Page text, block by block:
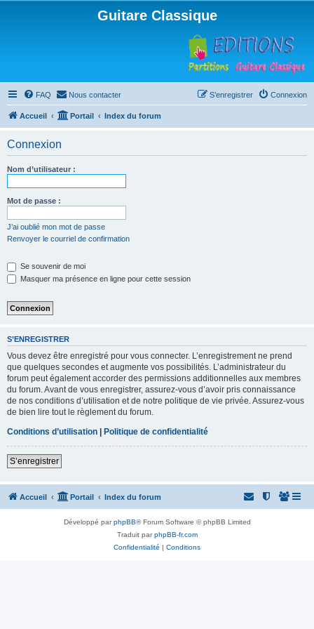
Guitare Classique
FAQ Nous contacter Connexion
S’enregistrer
Accueil Portail Index du forum
Connexion
Nom d’utilisateur :
Mot de passe :
J’ai oublié mon mot de passe
Renvoyer le courriel de confirmation
Se souvenir de moi
Masquer ma présence en ligne pour cette session
S’ENREGISTRER
Vous devez être enregistré pour vous connecter. L’enregistrement ne prend
que quelques secondes et augmente vos possibilités. L’administrateur du
forum peut également accorder des permissions additionnelles aux membres
du forum. Avant de vous enregistrer, assurez-vous d’avoir pris connaissance
de nos conditions d’utilisation et de notre politique de vie privée. Assurez-vous
de bien lire tout le règlement du forum.
Conditions d’utilisation | Politique de confidentialité
S’enregistrer
Accueil Portail Index du forum
Développé parphpBB® Forum Software © phpBB Limited
Traduit parphpBB-fr.com
Confidentialité | Conditions